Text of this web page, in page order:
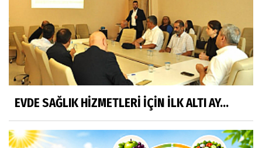
EVDE SAĞLIK HİZMETLERİ İÇİN İLK ALTI AY...